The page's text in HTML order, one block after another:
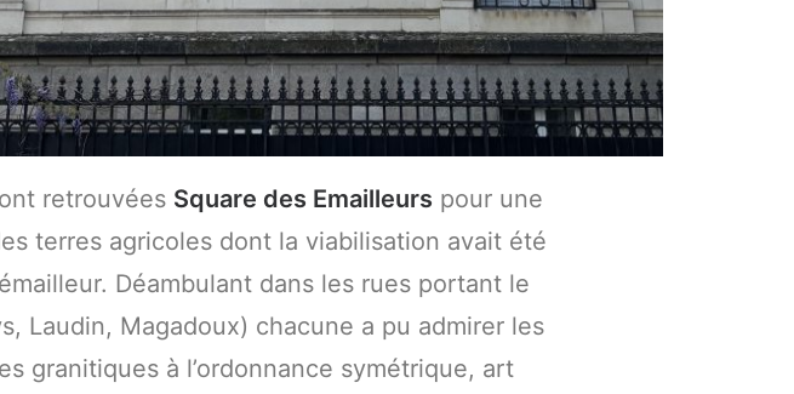
retrouvées Square des Emailleurs pour une
terres agricoles dont la viabilisation avait été
Déambulant dans les rues portant le
Laudin, Magadoux) chacune a pu admirer les
granitiques à l’ordonnance symétrique, art